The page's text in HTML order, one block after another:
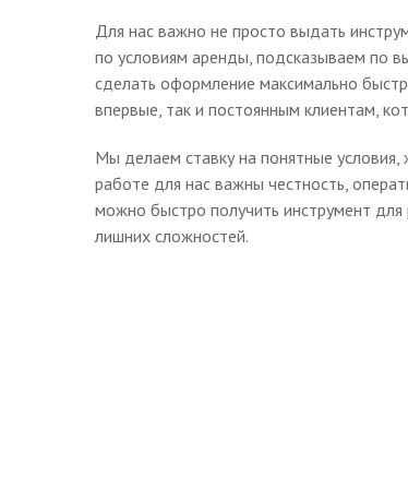
Для нас важно не просто выдать
по условиям аренды, подсказываем по
сделать оформление максимально
впервые, так и постоянным клиентам,
Мы делаем ставку на понятные
работе для нас важны честность,
можно быстро получить инструмент
лишних сложностей.